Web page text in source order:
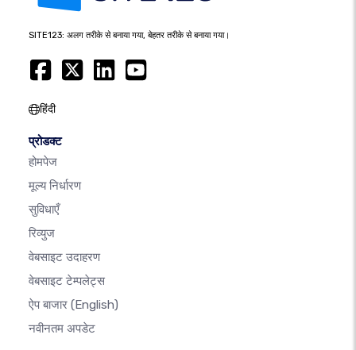
SITE123: अलग तरीके से बनाया गया, बेहतर तरीके से बनाया गया।
हिंदी
प्रोडक्ट
होमपेज
मूल्य निर्धारण
सुविधाएँ
रिव्युज
वेबसाइट उदाहरण
वेबसाइट टेम्पलेट्स
ऐप बाजार (English)
नवीनतम अपडेट